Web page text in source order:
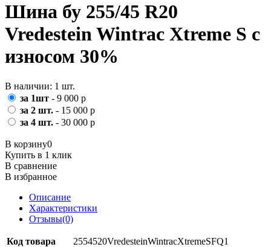
Шина бу 255/45 R20
Vredestein Wintrac Xtreme S с
износом 30%
В наличии: 1 шт.
за 1шт - 9 000 р
за 2 шт. - 15 000 р
за 4 шт. - 30 000 р
В корзину0
Купить в 1 клик
В сравнение
В избранное
Описание
Характеристики
Отзывы(0)
Код товара
2554520VredesteinWintracXtremeSFQ1